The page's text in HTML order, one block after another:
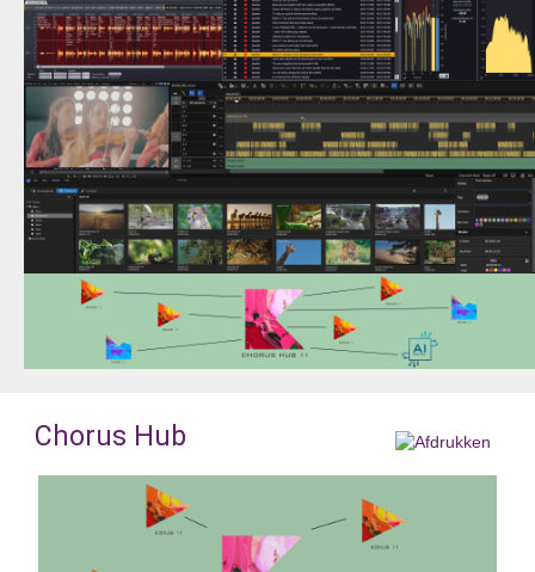
Chorus Hub